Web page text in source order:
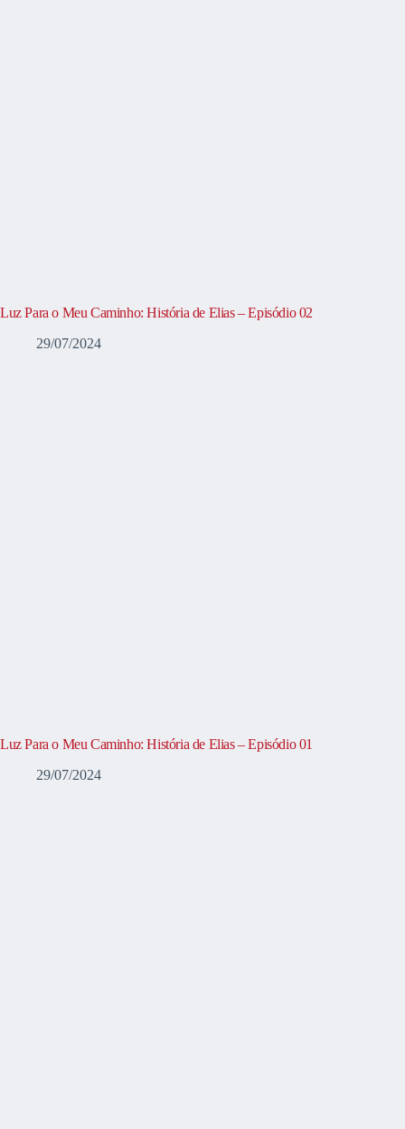
Luz Para o Meu Caminho: História de Elias – Episódio 02
29/07/2024
Luz Para o Meu Caminho: História de Elias – Episódio 01
29/07/2024